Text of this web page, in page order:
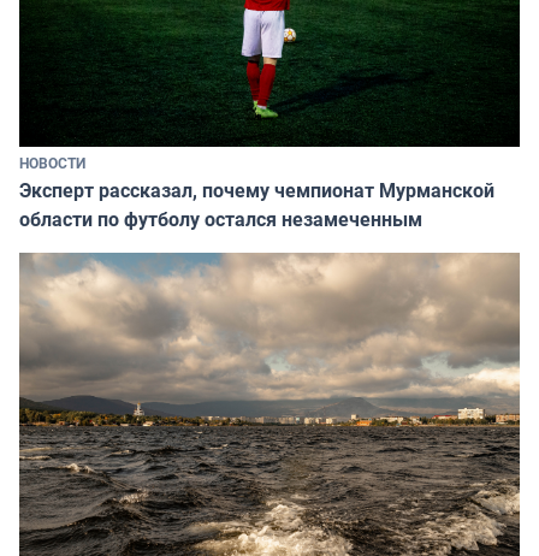
НОВОСТИ
Эксперт рассказал, почему чемпионат Мурманской
области по футболу остался незамеченным